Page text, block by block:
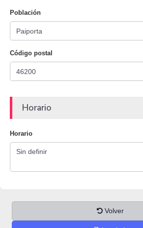
Población
Código postal
Horario
Horario
Volver